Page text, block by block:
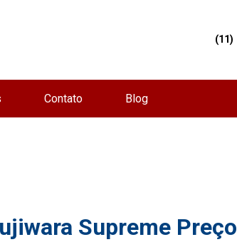
Contato Blog
(11)
Supreme Preço